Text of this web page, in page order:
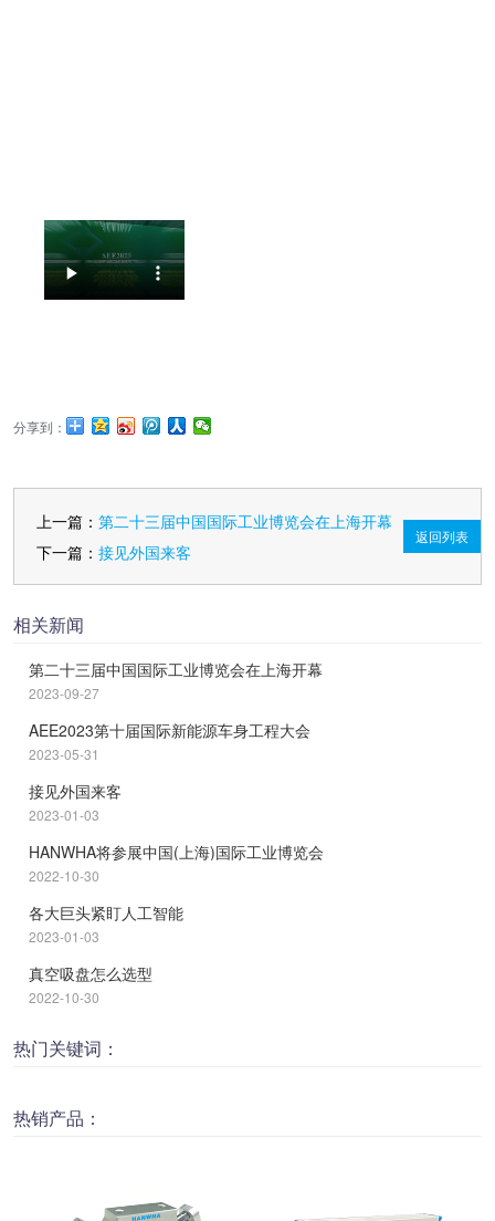
分享到：
上一篇： 第二十三届中国国际工业博览会在上海开幕
下一篇： 接见外国来客
返回列表
相关新闻
第二十三届中国国际工业博览会在上海开幕
2023-09-27
AEE2023第十届国际新能源车身工程大会
2023-05-31
接见外国来客
2023-01-03
HANWHA将参展中国(上海)国际工业博览会
2022-10-30
各大巨头紧盯人工智能
2023-01-03
真空吸盘怎么选型
2022-10-30
热门关键词：
热销产品：